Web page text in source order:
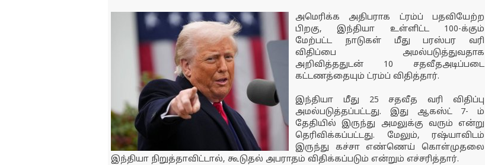
அமெரிக்க அதிபராக ட்ரம்ப் பதவியேற்ற
பிறகு, இந்தியா உள்ளிட்ட 100-க்கும்
மேற்பட்ட நாடுகள் மீது பரஸ்பர வரி
விதிப்பை அமல்படுத்துவதாக
அறிவித்ததுடன் 10 சதவீதஅடிப்படை
கட்டணத்தையும் ட்ரம்ப் விதித்தார்.
இந்தியா மீது 25 சதவீத வரி விதிப்பு
அமல்படுத்தப்பட்டது. இது ஆகஸ்ட் 7- ம்
தேதியில் இருந்து அமலுக்கு வரும் என்று
தெரிவிக்கப்பட்டது. மேலும், ரஷ்யாவிடம்
இருந்து கச்சா எண்ணெய் கொள்முதலை
இந்தியா நிறுத்தாவிட்டால், கூடுதல் அபராதம் விதிக்கப்படும் என்றும் எச்சரித்தார்.